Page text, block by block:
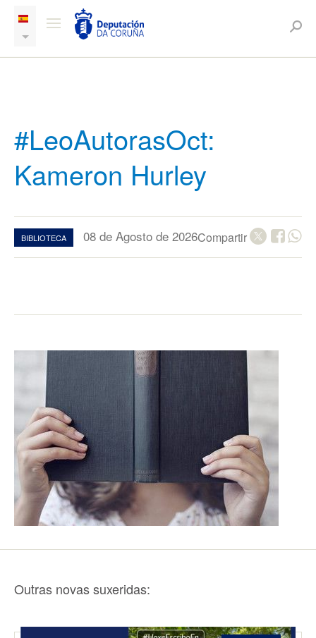
#LeoAutorasOct:
Kameron Hurley
BIBLIOTECA 08 de Agosto de 2026Compartir
Outras novas suxeridas: